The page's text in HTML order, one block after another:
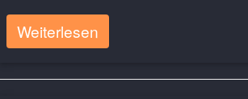
Weiterlesen